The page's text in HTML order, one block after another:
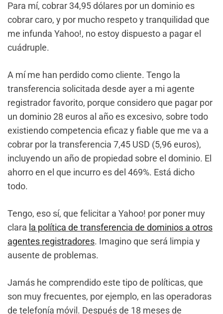
Para mí, cobrar 34,95 dólares por un dominio es
cobrar caro, y por mucho respeto y tranquilidad que
me infunda Yahoo!, no estoy dispuesto a pagar el
cuádruple.
A mí me han perdido como cliente. Tengo la
transferencia solicitada desde ayer a mi agente
registrador favorito, porque considero que pagar por
un dominio 28 euros al año es excesivo, sobre todo
existiendo competencia eficaz y fiable que me va a
cobrar por la transferencia 7,45 USD (5,96 euros),
incluyendo un año de propiedad sobre el dominio. El
ahorro en el que incurro es del 469%. Está dicho
todo.
Tengo, eso sí, que felicitar a Yahoo! por poner muy
clara la política de transferencia de dominios a otros
agentes registradores. Imagino que será limpia y
ausente de problemas.
Jamás he comprendido este tipo de políticas, que
son muy frecuentes, por ejemplo, en las operadoras
de telefonía móvil. Después de 18 meses de